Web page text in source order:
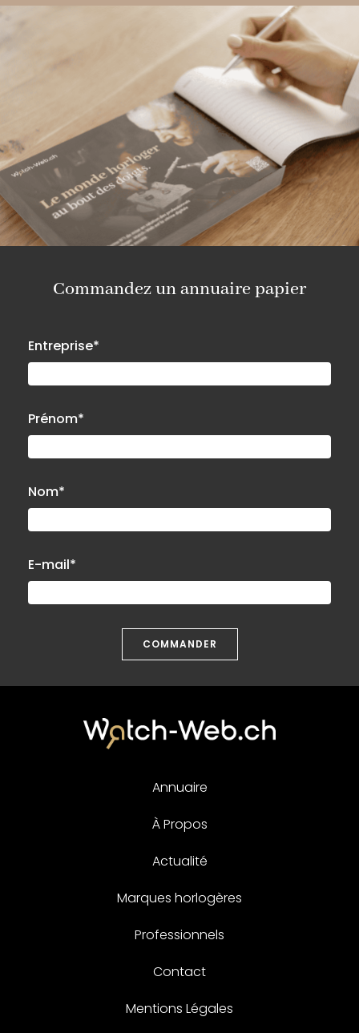
Commandez un annuaire papier
Entreprise*
Prénom*
Nom*
E-mail*
COMMANDER
Annuaire
À Propos
Actualité
Marques horlogères
Professionnels
Contact
Mentions Légales